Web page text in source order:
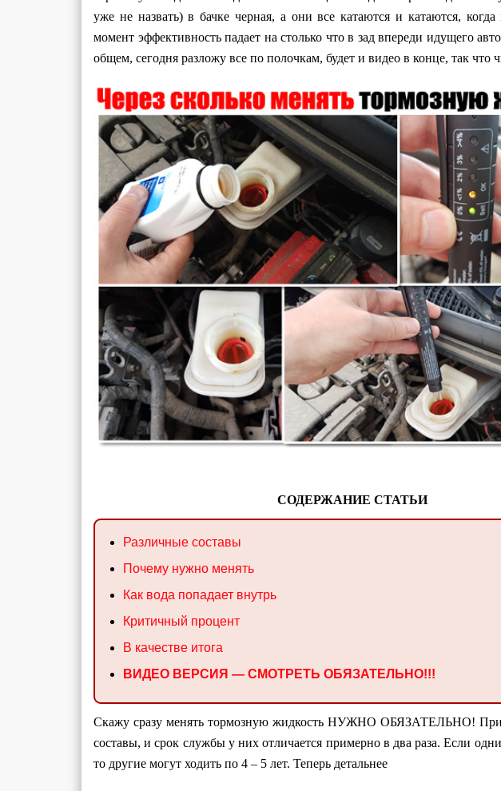
уже не назвать) в бачке черная, а они все катаются и катаются,
момент эффективность падает на столько что в зад впереди идущего
общем, сегодня разложу все по полочкам, будет и видео в конце, так
СОДЕРЖАНИЕ СТАТЬИ
Различные составы
Почему нужно менять
Как вода попадает внутрь
Критичный процент
В качестве итога
ВИДЕО ВЕРСИЯ — СМОТРЕТЬ ОБЯЗАТЕЛЬНО!!!
Скажу сразу менять тормозную жидкость НУЖНО ОБЯЗАТЕЛЬНО!
составы, и срок службы у них отличается примерно в два раза. Если
то другие могут ходить по 4 – 5 лет. Теперь детальнее